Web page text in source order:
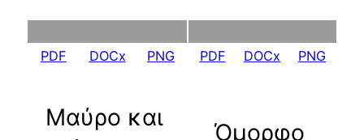
PDF DOCx PNG PDF DOCx PNG
Μαύρο και
Όμορφο